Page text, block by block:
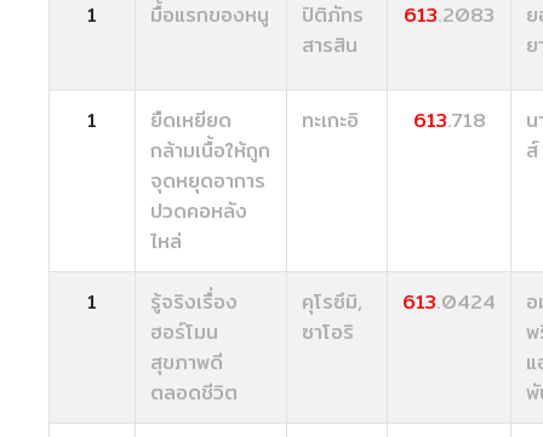
1 มื้อแรกของหนู
ปิติภัทร
สารสิน
613.2083
1
ยืดเหยียด
กล้ามเนื้อให้ถูก
จุดหยุดอาการ
ปวดคอหลัง
ไหล่
ทะเกะอิ 613.718
ส์
1
รู้จริงเรื่อง
ฮอร์โมน
สุขภาพดี
ตลอดชีวิต
คุโรซึมิ,
ซาโอริ
613.0424